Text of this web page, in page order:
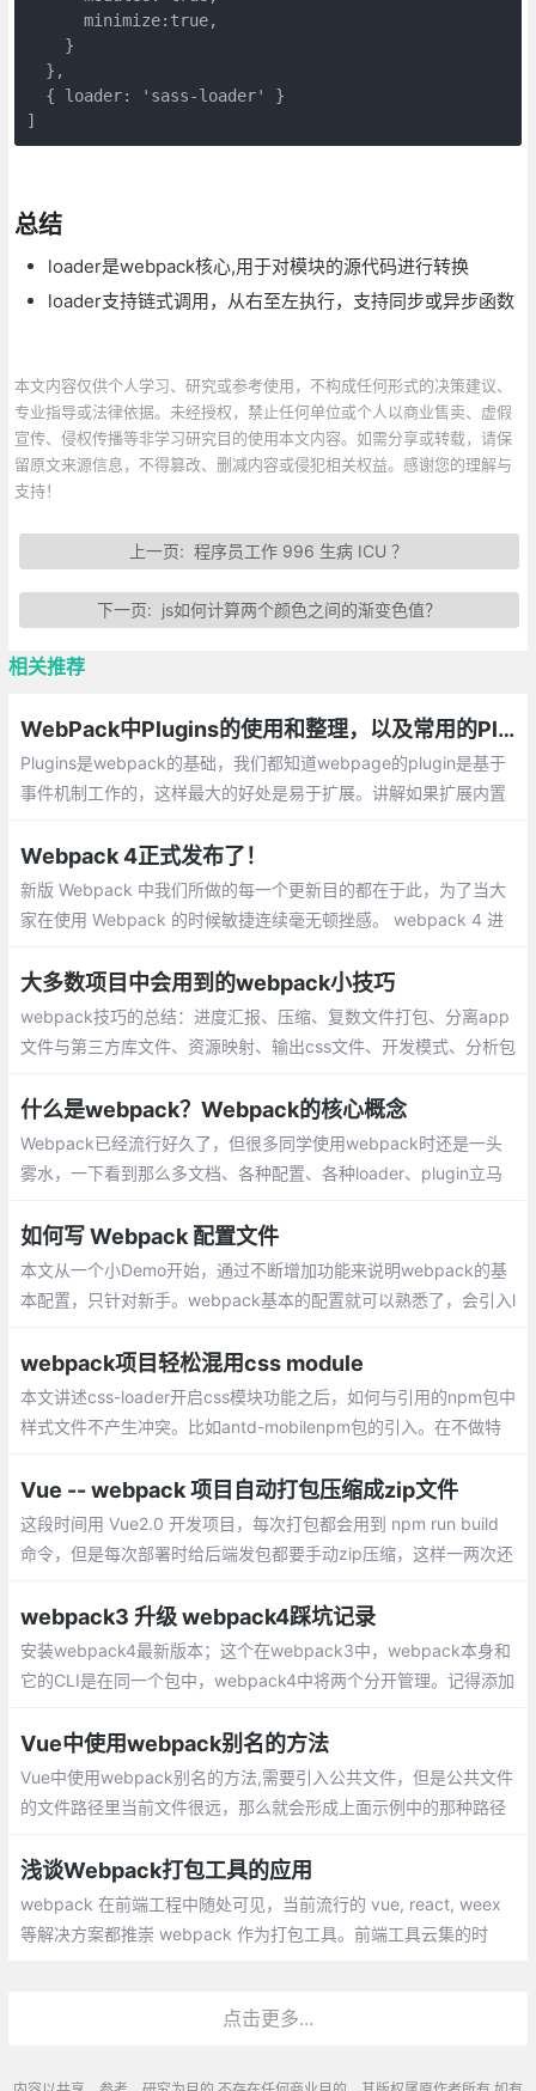
      minimize:true,
    }
  },
  { loader: 'sass-loader' }
]
总结
loader是webpack核心,用于对模块的源代码进行转换
loader支持链式调用，从右至左执行，支持同步或异步函数
本文内容仅供个人学习、研究或参考使用，不构成任何形式的决策建议、
专业指导或法律依据。未经授权，禁止任何单位或个人以商业售卖、虚假
宣传、侵权传播等非学习研究目的使用本文内容。如需分享或转载，请保
留原文来源信息，不得篡改、删减内容或侵犯相关权益。感谢您的理解与
支持！
上一页:程序员工作 996 生病 ICU ？
下一页: js如何计算两个颜色之间的渐变色值？
相关推荐
WebPack中Plugins的使用和整理，以及常用的Plugins插件
Plugins是webpack的基础，我们都知道webpage的plugin是基于
事件机制工作的，这样最大的好处是易于扩展。讲解如果扩展内置
Webpack 4正式发布了！
新版 Webpack 中我们所做的每一个更新目的都在于此，为了当大
家在使用 Webpack 的时候敏捷连续毫无顿挫感。 webpack 4 进
低了 60%-98%！
大多数项目中会用到的webpack小技巧
webpack技巧的总结：进度汇报、压缩、复数文件打包、分离app
文件与第三方库文件、资源映射、输出css文件、开发模式、分析包
件、清除extract-text-webpack-plugin日志。
什么是webpack？Webpack的核心概念
Webpack已经流行好久了，但很多同学使用webpack时还是一头
雾水，一下看到那么多文档、各种配置、各种loader、plugin立马
一知半解的状态
如何写 Webpack 配置文件
本文从一个小Demo开始，通过不断增加功能来说明webpack的基
本配置，只针对新手。webpack基本的配置就可以熟悉了，会引入l
webpack项目轻松混用css module
本文讲述css-loader开启css模块功能之后，如何与引用的npm包中
样式文件不产生冲突。比如antd-mobilenpm包的引入。在不做特
Vue -- webpack 项目自动打包压缩成zip文件
这段时间用 Vue2.0 开发项目，每次打包都会用到 npm run build
命令，但是每次部署时给后端发包都要手动zip压缩，这样一两次还
要打包好多次，这就很烦了。
webpack3 升级 webpack4踩坑记录
安装webpack4最新版本；这个在webpack3中，webpack本身和
它的CLI是在同一个包中，webpack4中将两个分开管理。记得添加
Vue中使用webpack别名的方法
Vue中使用webpack别名的方法,需要引入公共文件，但是公共文件
的文件路径里当前文件很远，那么就会形成上面示例中的那种路径
修改相对路径。那么该怎么办呢？
浅谈Webpack打包工具的应用
webpack 在前端工程中随处可见，当前流行的 vue, react, weex
等解决方案都推崇 webpack 作为打包工具。前端工具云集的时
点击更多...